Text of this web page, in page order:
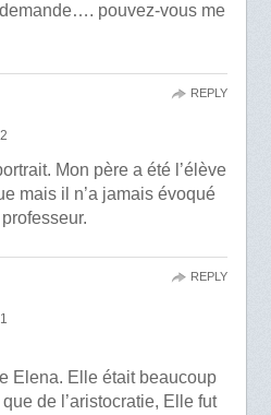
pouvez-vous me
Mon père a été l’élève
mais il n’a jamais évoqué
REPLY
Elena. Elle était beaucoup
de l’aristocratie, Elle fut
REPLY